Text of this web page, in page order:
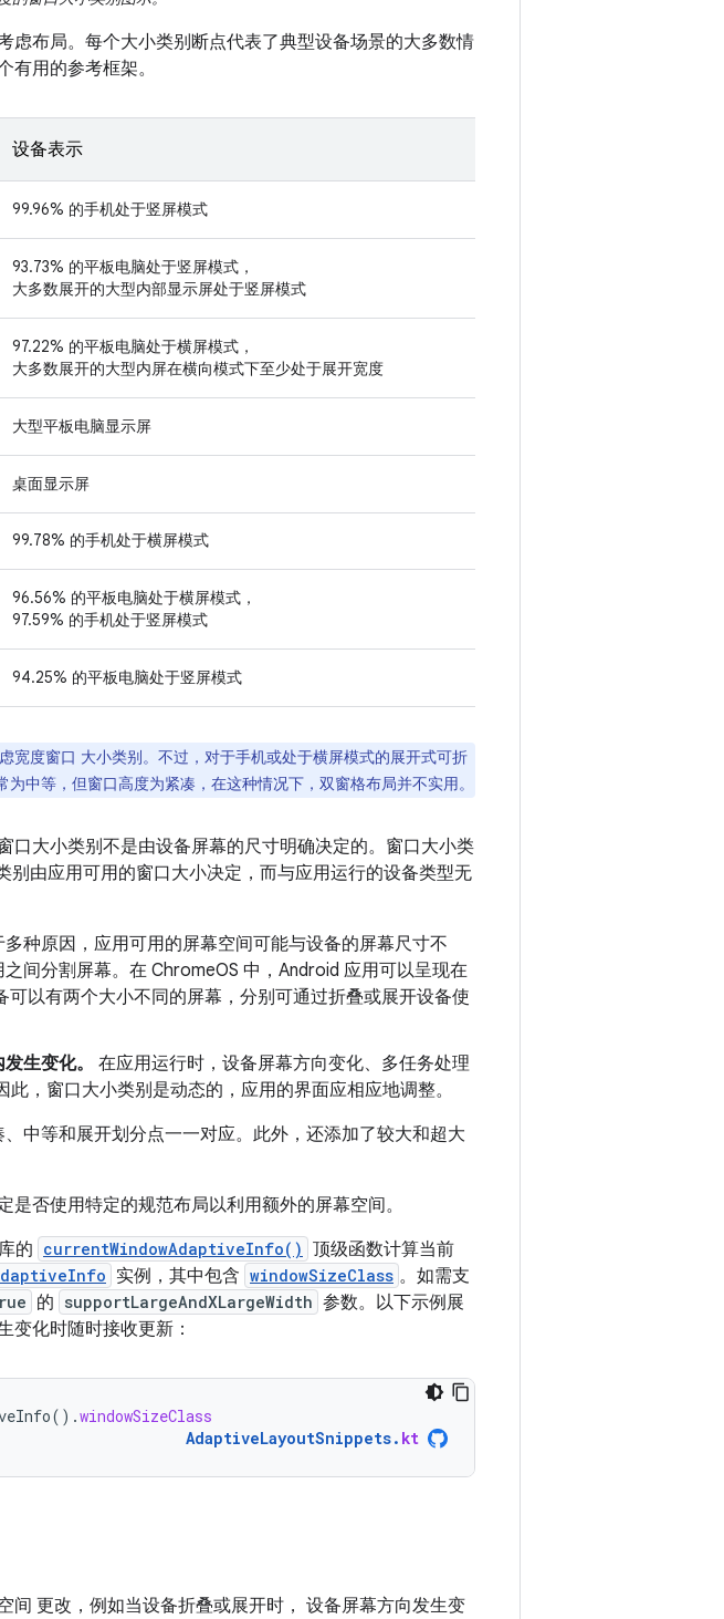
虑布局。每个大小类别断点代表了典型设备场景的大多数情
用的参考框架。
设备表示
99.96% 的手机处于竖屏模式
93.73% 的平板电脑处于竖屏模式，
大多数展开的大型内部显示屏处于竖屏模式
97.22% 的平板电脑处于横屏模式，
大多数展开的大型内屏在横向模式下至少处于展开宽度
大型平板电脑显示屏
桌面显示屏
99.78% 的手机处于横屏模式
96.56% 的平板电脑处于横屏模式，
97.59% 的手机处于竖屏模式
94.25% 的平板电脑处于竖屏模式
宽度窗口 大小类别。不过，对于手机或处于横屏模式的展开式可折
中等，但窗口高度为紧凑，在这种情况下，双窗格布局并不实用。
口大小类别不是由设备屏幕的尺寸明确决定的。窗口大小类
别由应用可用的窗口大小决定，而与应用运行的设备类型无
多种原因，应用可用的屏幕空间可能与设备的屏幕尺寸不
间分割屏幕。在 ChromeOS 中，Android 应用可以呈现在
以有两个大小不同的屏幕，分别可通过折叠或展开设备使
生变化。
在应用运行时，设备屏幕方向变化、多任务处理
，窗口大小类别是动态的，应用的界面应相应地调整。
、中等和展开划分点一一对应。此外，还添加了较大和超大
否使用特定的规范布局以利用额外的屏幕空间。
库的 currentWindowAdaptiveInfo() 顶级函数计算当前
实例，其中包含 windowSizeClass 。如需支
的 supportLargeAndXLargeWidth 参数。以下示例展
变化时随时接收更新：
().windowSizeClass
AdaptiveLayoutSnippets. kt
间 更改，例如当设备折叠或展开时， 设备屏幕方向发生变